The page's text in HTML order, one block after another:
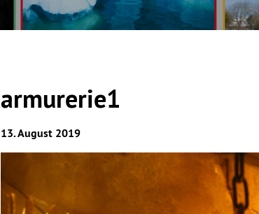
armurerie1
13. August 2019